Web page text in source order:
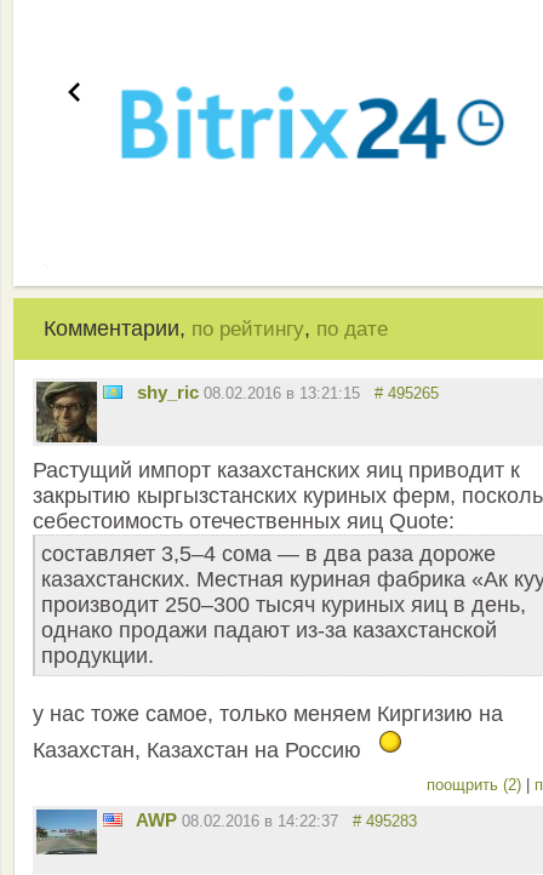
Комментарии, по рейтингу, по дате
shy_ric 08.02.2016 в 13:21:15 # 495265
Растущий импорт казахстанских яиц приводит к
закрытию кыргызстанских куриных ферм,
себестоимость отечественных яиц Quote:
составляет 3,5–4 сома — в два раза дороже
казахстанских. Местная куриная фабрика «Ак
производит 250–300 тысяч куриных яиц в день,
однако продажи падают из-за казахстанской
продукции.
у нас тоже самое, только меняем Киргизию на
Казахстан, Казахстан на Россию
поощрить (2)
AWP 08.02.2016 в 14:22:37 # 495283